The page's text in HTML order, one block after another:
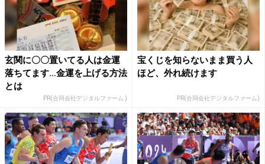
玄関に〇〇置いてる人は金運
落ちてます…金運を上げる方法
とは
PR(合同会社デジタルファーム )
宝くじを知らないまま買う人
ほど、外れ続けます
PR(合同会社デジタルファーム)